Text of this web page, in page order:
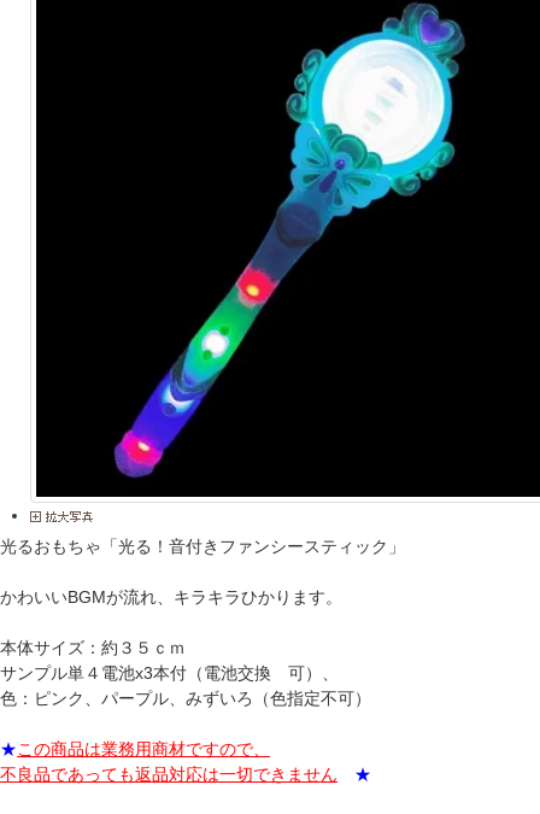
光るおもちゃ「光る！音付きファンシースティック」
かわいいBGMが流れ、キラキラひかります。
本体サイズ：約３５ｃｍ
サンプル単４電池x3本付（電池交換 可）、
色：ピンク、パープル、みずいろ（色指定不可）
★この商品は業務用商材ですので、
不良品であっても返品対応は一切できません
★